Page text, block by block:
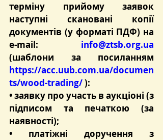
терміну прийому заявок
наступні скановані копії
документів (у форматі ПДФ) на
e-mail: info@ztsb.org.ua
https://acc.uub.com.ua/documen
ts/wood-trading/ ):
• заявку про участь в аукціоні (з
підписом та печаткою (за
наявності);
• платіжні доручення з